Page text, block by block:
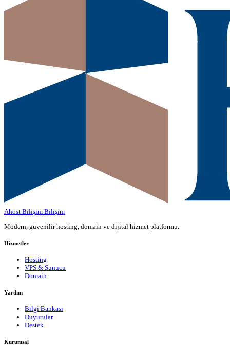
Ahost Bilişim Bilişim
Modern, güvenilir hosting, domain ve dijital hizmet platformu.
Hizmetler
Hosting
VPS & Sunucu
Domain
Yardım
Bilgi Bankası
Duyurular
Destek
Kurumsal